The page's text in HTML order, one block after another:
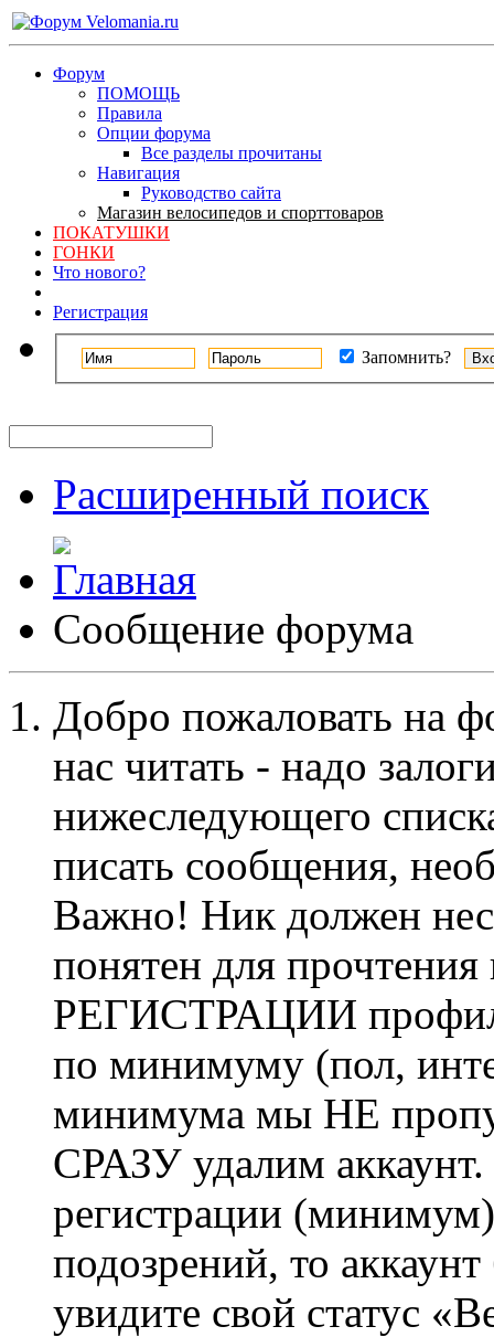
Форум
ПОМОЩЬ
Правила
Опции форума
Все разделы прочитаны
Навигация
Руководство сайта
Магазин велосипедов и спорттоваров
ПОКАТУШКИ
ГОНКИ
Что нового?
Регистрация
Запомнить?
Расширенный поиск
Сообщение форума
Добро пожаловать на
нас читать - надо
нижеследующего
писать сообщения,
Важно! Ник должен
понятен для
РЕГИСТРАЦИИ профиль
по минимуму (пол,
минимума мы НЕ
СРАЗУ удалим
регистрации
подозрений, то
увидите свой статус